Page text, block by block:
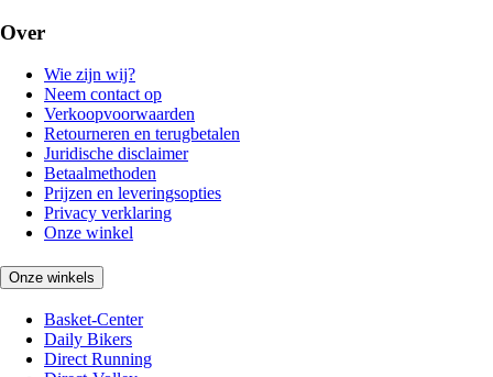
Over
Wie zijn wij?
Neem contact op
Verkoopvoorwaarden
Retourneren en terugbetalen
Juridische disclaimer
Betaalmethoden
Prijzen en leveringsopties
Privacy verklaring
Onze winkel
Onze winkels
Basket-Center
Daily Bikers
Direct Running